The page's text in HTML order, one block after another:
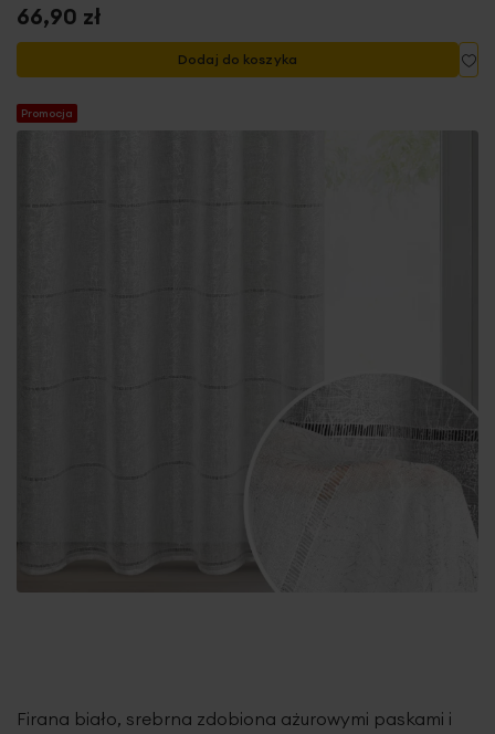
66,90 zł
Dodaj do koszyka
Promocja
Firana biało, srebrna zdobiona ażurowymi paskami i